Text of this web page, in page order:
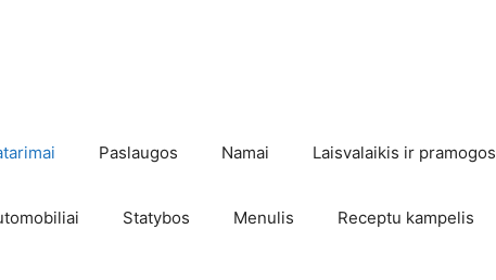
Paslaugos Namai Laisvalaikis ir pramogos
Statybos Menulis Receptu kampelis